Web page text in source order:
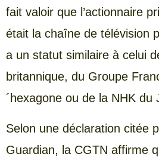
fait valoir que l’actionnaire
était la chaîne de télévision
a un statut similaire à celui
britannique, du Groupe
´hexagone ou de la NHK du
Selon une déclaration citée
Guardian, la CGTN affirme